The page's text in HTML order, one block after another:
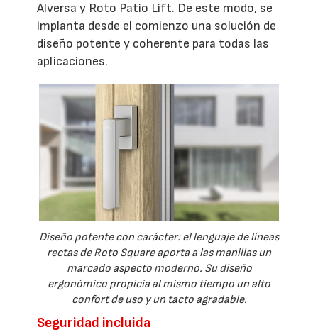
Alversa y Roto Patio Lift. De este modo, se
implanta desde el comienzo una solución de
diseño potente y coherente para todas las
aplicaciones.
Diseño potente con carácter: el lenguaje de líneas
rectas de Roto Square aporta a las manillas un
marcado aspecto moderno. Su diseño
ergonómico propicia al mismo tiempo un alto
confort de uso y un tacto agradable.
Seguridad incluida